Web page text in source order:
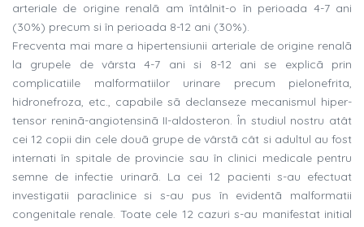
arteriale de origine renalã am întâlnit-o în perioada 4-7 ani
(30%) precum si în perioada 8-12 ani (30%).
Frecventa mai mare a hipertensiunii arteriale de origine renalã
la grupele de vârsta 4-7 ani si 8-12 ani se explicã prin
complicatiile malformatiilor urinare precum pielonefrita,
hidronefroza, etc., capabile sã declanseze mecanismul hiper-
tensor reninã-angiotensinã II-aldosteron. În studiul nostru atât
cei 12 copii din cele douã grupe de vârstã cât si adultul au fost
internati în spitale de provincie sau în clinici medicale pentru
semne de infectie urinarã. La cei 12 pacienti s-au efectuat
investigatii paraclinice si s-au pus în evidentã malformatii
congenitale renale. Toate cele 12 cazuri s-au manifestat initial